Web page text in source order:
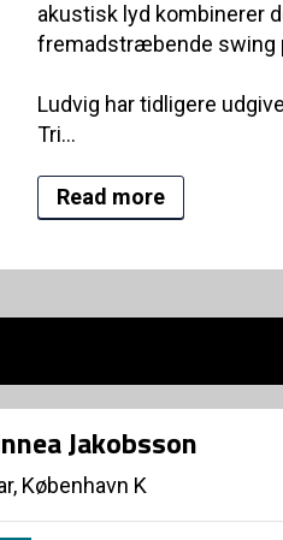
akustisk lyd kombinerer
fremadstræbende swing
Ludvig har tidligere
Tri...
Read more
Jakobsson
København K